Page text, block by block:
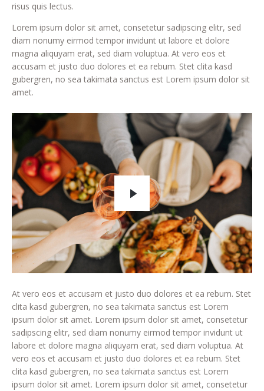
risus quis lectus.
Lorem ipsum dolor sit amet, consetetur sadipscing elitr, sed
diam nonumy eirmod tempor invidunt ut labore et dolore
magna aliquyam erat, sed diam voluptua. At vero eos et
accusam et justo duo dolores et ea rebum. Stet clita kasd
gubergren, no sea takimata sanctus est Lorem ipsum dolor sit
amet.
At vero eos et accusam et justo duo dolores et ea rebum. Stet
clita kasd gubergren, no sea takimata sanctus est Lorem
ipsum dolor sit amet. Lorem ipsum dolor sit amet, consetetur
sadipscing elitr, sed diam nonumy eirmod tempor invidunt ut
labore et dolore magna aliquyam erat, sed diam voluptua. At
vero eos et accusam et justo duo dolores et ea rebum. Stet
clita kasd gubergren, no sea takimata sanctus est Lorem
ipsum dolor sit amet. Lorem ipsum dolor sit amet, consetetur